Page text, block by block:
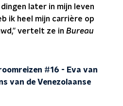
later in mijn leven
ik heel mijn carrière op
vertelt ze in Bureau
#16 - Eva van
van de Venezolaanse